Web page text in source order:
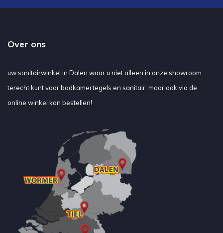
Over ons
uw sanitairwinkel in Dalen waar u niet alleen in onze showroom
terecht kunt voor badkamertegels en sanitair, maar ook via de
online winkel kan bestellen!